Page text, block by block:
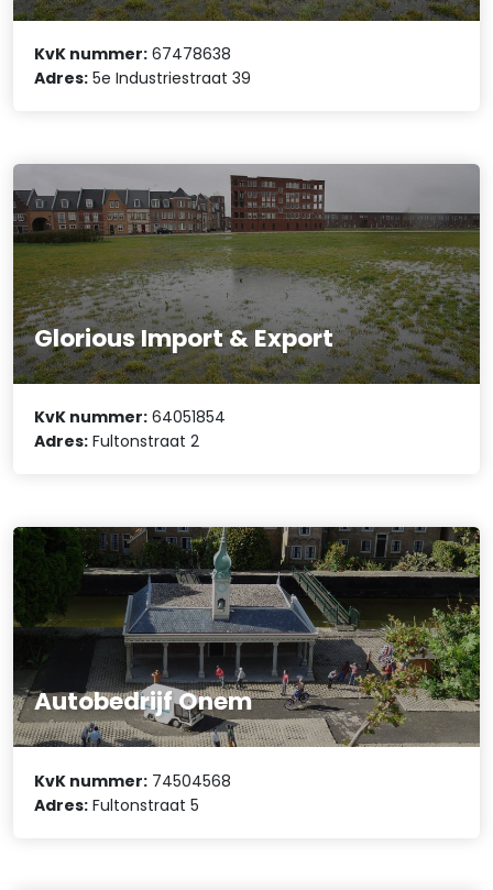
KvK nummer: 67478638
Adres: 5e Industriestraat 39
Glorious Import & Export
KvK nummer: 64051854
Adres: Fultonstraat 2
Autobedrijf Onem
KvK nummer: 74504568
Adres: Fultonstraat 5